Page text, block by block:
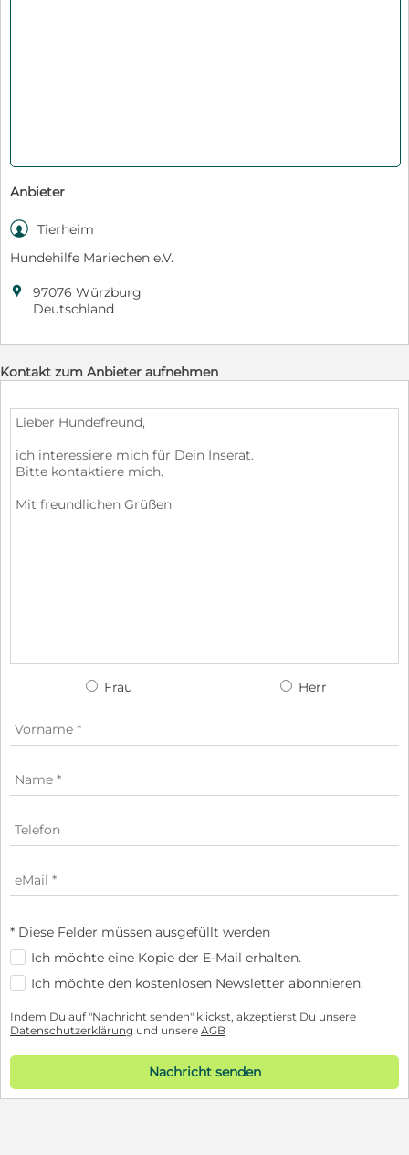
Anbieter
 Tierheim
Hundehilfe Mariechen e.V.

97076 Würzburg
Deutschland
Kontakt zum Anbieter aufnehmen
Frau Herr
* Diese Felder müssen ausgefüllt werden
Ich möchte eine Kopie der E-Mail erhalten.
Ich möchte den kostenlosen Newsletter abonnieren.
Indem Du auf "Nachricht senden" klickst, akzeptierst Du unsere
Datenschutzerklärung und unsere AGB
Nachricht senden